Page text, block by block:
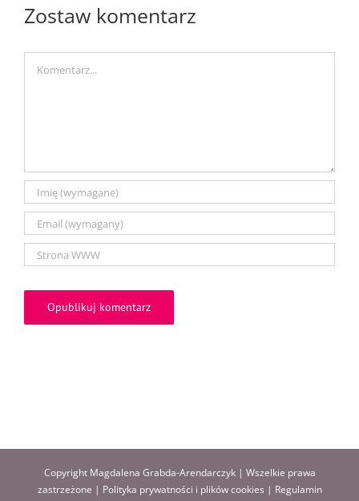
Zostaw komentarz
Copyright Magdalena Grabda-Arendarczyk | Wszelkie prawa
zastrzeżone | Polityka prywatności i plików cookies | Regulamin